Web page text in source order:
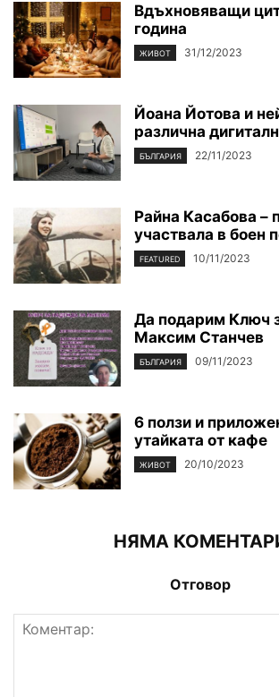
Вдъхновяващи
година
ЖИВОТ 31/12/2023
Йоана Йотова и
различна
БЪЛГАРИЯ 22/11/2023
Райна Касабова –
участвала в боен
FEATURED 10/11/2023
Да подарим Ключ
Максим Станчев
БЪЛГАРИЯ 09/11/2023
6 ползи и
утайката от кафе
ЖИВОТ 20/10/2023
НЯМА
Отговор